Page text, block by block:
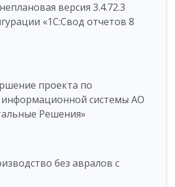
версия 3.4.72.3
«1C:Свод отчетов 8
проекта по
системы АО
Решения»
без авралов с